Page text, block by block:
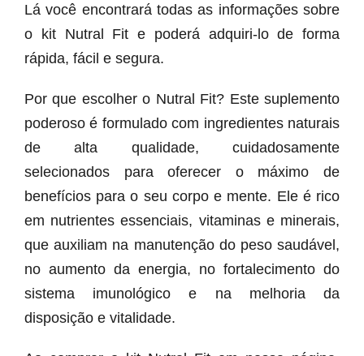
Lá você encontrará todas as informações sobre
o kit Nutral Fit e poderá adquiri-lo de forma
rápida, fácil e segura.
Por que escolher o Nutral Fit? Este suplemento
poderoso é formulado com ingredientes naturais
de alta qualidade, cuidadosamente
selecionados para oferecer o máximo de
benefícios para o seu corpo e mente. Ele é rico
em nutrientes essenciais, vitaminas e minerais,
que auxiliam na manutenção do peso saudável,
no aumento da energia, no fortalecimento do
sistema imunológico e na melhoria da
disposição e vitalidade.